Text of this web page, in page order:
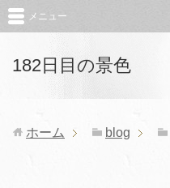
182日目の景色
メニュー
ホーム blog